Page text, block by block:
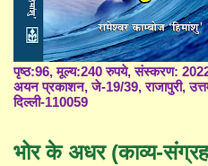
पृष्ठ:96, मूल्य:240 रुपये, संस्करण:
अयन प्रकाशन, जे-19/39, राजापुरी,
दिल्ली-110059
भोर के अधर (काव्य-